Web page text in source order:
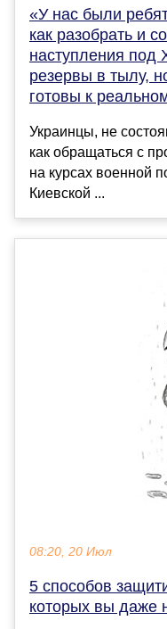
«У нас были
как разобрать и
наступления под
резервы в тылу,
готовы к
Украинцы, не
как обращаться с
на курсах военной
Киевской ...
08:20, 20 Июл
5 способов
которых вы даже